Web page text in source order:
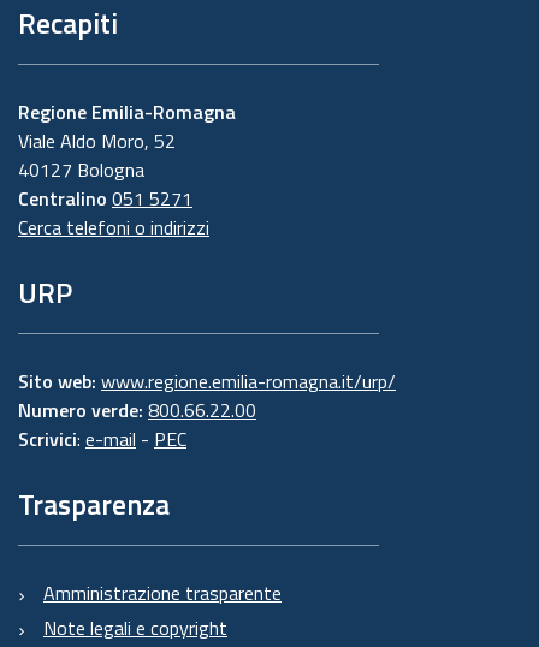
Recapiti
Regione Emilia-Romagna
Viale Aldo Moro, 52
40127 Bologna
Centralino 051 5271
Cerca telefoni o indirizzi
URP
Sito web: www.regione.emilia-romagna.it/urp/
Numero verde: 800.66.22.00
Scrivici: e-mail - PEC
Trasparenza
Amministrazione trasparente
Note legali e copyright